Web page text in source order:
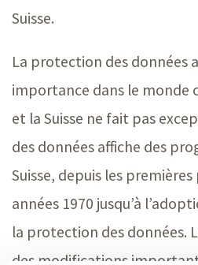
Suisse.
La protection des données
importance dans le monde
et la Suisse ne fait pas
des données affiche des
Suisse, depuis les
années 1970 jusqu’à
la protection des données.
des modifications